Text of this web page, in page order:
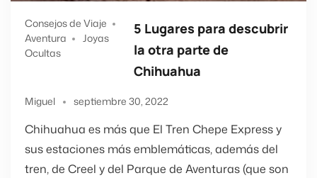
Consejos de Viaje
Aventura
Joyas
Ocultas
5 Lugares para descubrir
la otra parte de
Chihuahua
Miguel septiembre 30, 2022
Chihuahua es más que El Tren Chepe Express y
sus estaciones más emblemáticas, además del
tren, de Creel y del Parque de Aventuras (que son